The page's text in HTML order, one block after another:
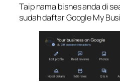
Taip nama bisnes anda di
sudah daftar Google My